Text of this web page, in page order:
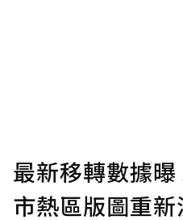
最新移轉數據
市熱區版圖重新